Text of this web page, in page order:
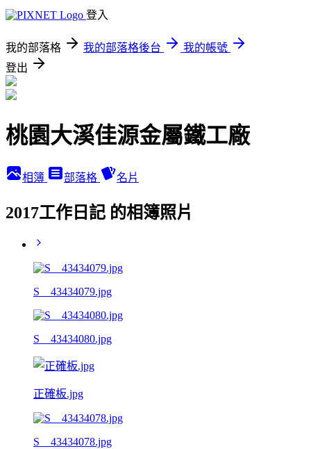
登入
我的部落格 我的部落格後台
我的帳號
登出
桃園大溪佳源金屬鐵工廠
相簿 部落格 名片
2017工作日記 的相簿照片
S__43434079.jpg
S__43434080.jpg
正確板.jpg
S__43434078.jpg